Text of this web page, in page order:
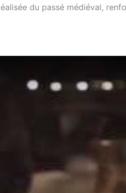
du passé médiéval,